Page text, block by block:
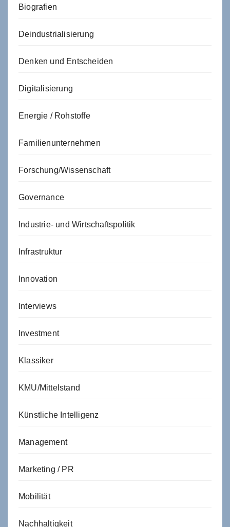
Biografien
Deindustrialisierung
Denken und Entscheiden
Digitalisierung
Energie / Rohstoffe
Familienunternehmen
Forschung/Wissenschaft
Governance
Industrie- und Wirtschaftspolitik
Infrastruktur
Innovation
Interviews
Investment
Klassiker
KMU/Mittelstand
Künstliche Intelligenz
Management
Marketing / PR
Mobilität
Nachhaltigkeit